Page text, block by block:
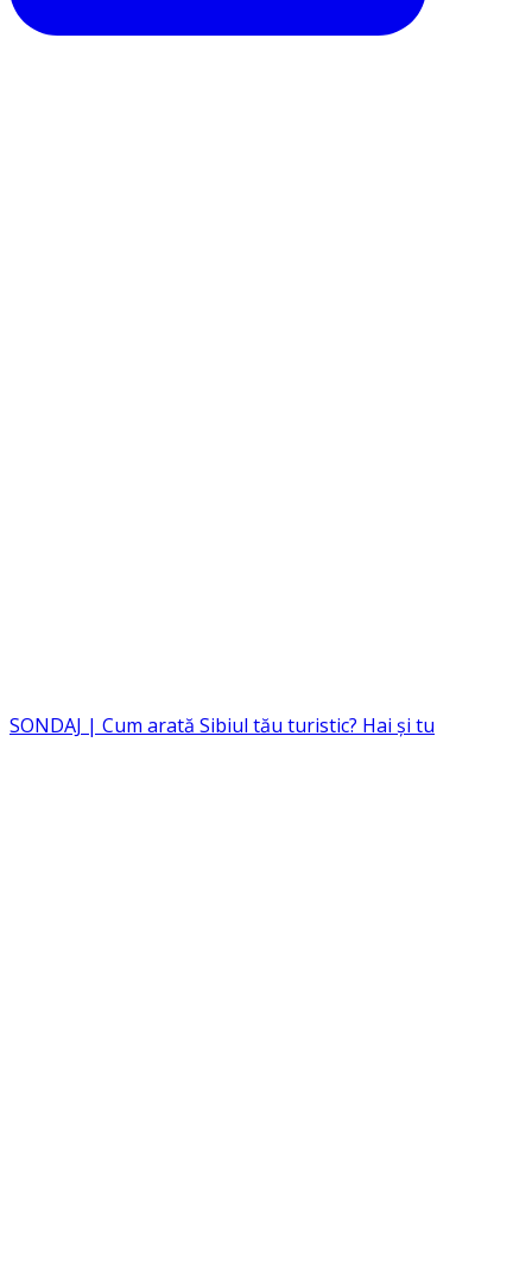
SONDAJ | Cum arată Sibiul tău turistic? Hai și tu